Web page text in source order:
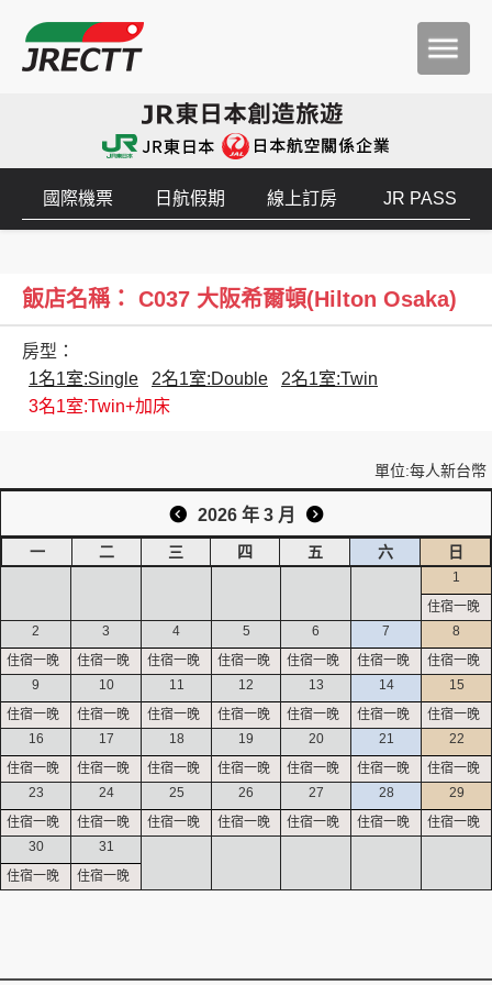
創造旅遊
國際機票 日航假期 線上訂房 JR PASS
飯店名稱： C037 大阪希爾頓(Hilton Osaka)
房型：
1名1室:Single
2名1室:Double
2名1室:Twin
3名1室:Twin+加床
單位:每人新台幣
2026 年 3 月
一 二 三 四 五 六 日
1
2 3 4 5 6 7 8
9 10 11 12 13 14 15
16 17 18 19 20 21 22
23 24 25 26 27 28 29
30 31